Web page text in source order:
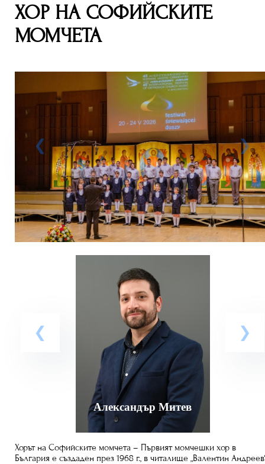
ХОР НА СОФИЙСКИТЕ
МОМЧЕТА
Александър Митев
Хорът на Софийските момчета – Първият момчешки хор в
България е създаден през 1968 г., в читалище „Валентин